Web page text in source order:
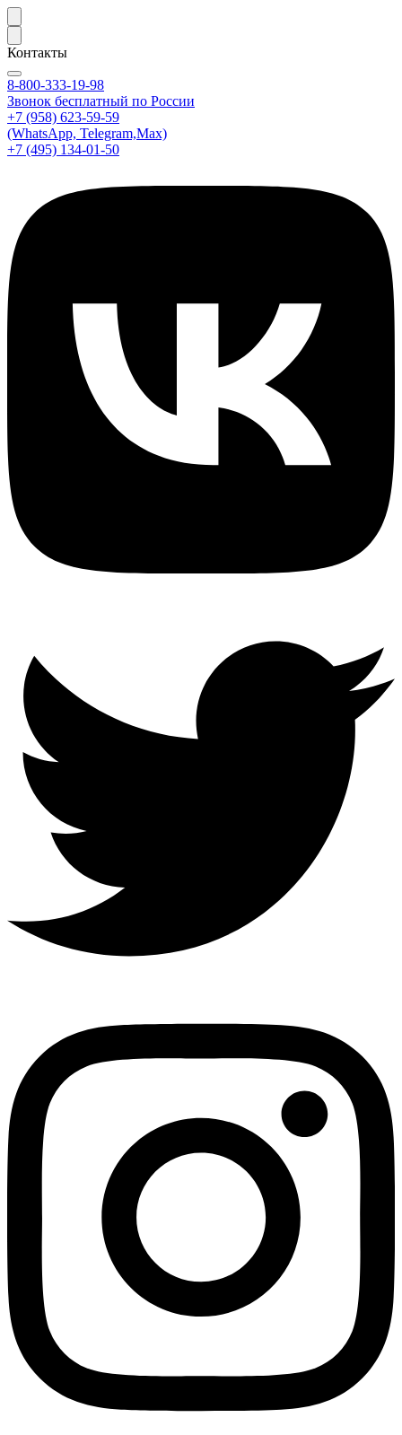
Контакты
8-800-333-19-98
Звонок бесплатный по России
+7 (958) 623-59-59
(WhatsApp, Telegram,Max)
+7 (495) 134-01-50